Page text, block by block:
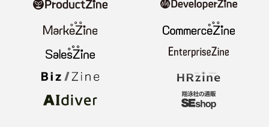
ニュース 記事
イベント BOOKS